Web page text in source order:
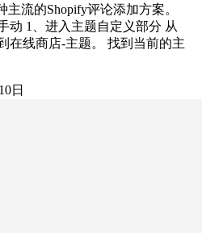
流的Shopify评论添加方案。
动 1、进入主题自定义部分 从
在线商店-主题。 找到当前的主
日